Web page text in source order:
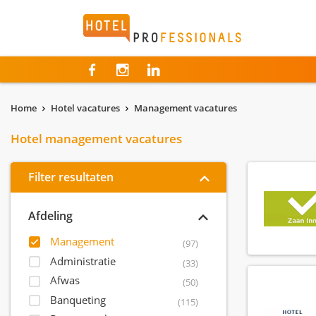
Hotelprofessionals
Home Hotel vacatures Management vacatures
Hotel management vacatures
Filter resultaten
Afdeling
Management (97)
Administratie (33)
Afwas (50)
Banqueting (115)